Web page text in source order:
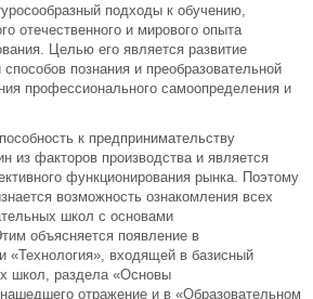
подходы к обучению,
отечественного и мирового опыта
Целью его является развитие
познания и преобразовательной
профессионального самоопределения и
к предпринимательству
из факторов производства и является
функционирования рынка. Поэтому
возможность ознакомления всех
школ с основами
объясняется появление в
«Технология», входящей в базисный
школ, раздела «Основы
отражение и в «Образовательном